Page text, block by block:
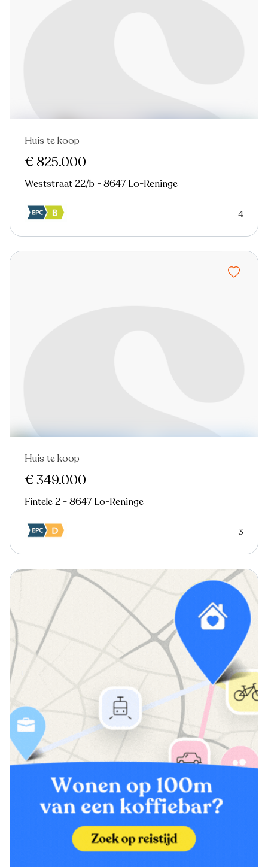
Huis te koop
€ 825.000
Weststraat 22/b - 8647 Lo-Reninge
4
Huis te koop
€ 349.000
Fintele 2 - 8647 Lo-Reninge
3